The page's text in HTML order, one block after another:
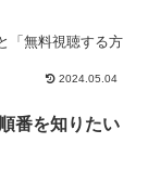
「無料視聴する方
2024.05.04
番を知りたい